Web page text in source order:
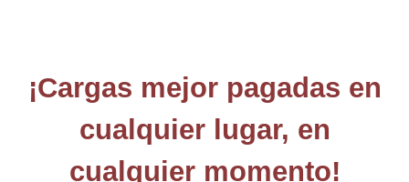
¡Cargas mejor pagadas en
cualquier lugar, en
cualquier momento!